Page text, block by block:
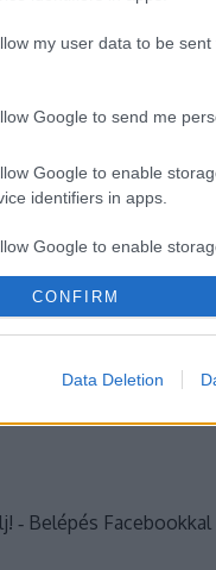
my user data to be
Google to send me
Google to enable
identifiers in apps.
Google to enable
Google to enable
Google to enable
CONFIRM
Data Deletion
api/trackback/id/
felhasználói tartalomnak
vállal, azokat nem ellenőrzi.
feltételekbenés az
! ‐ Belépés Facebookkal